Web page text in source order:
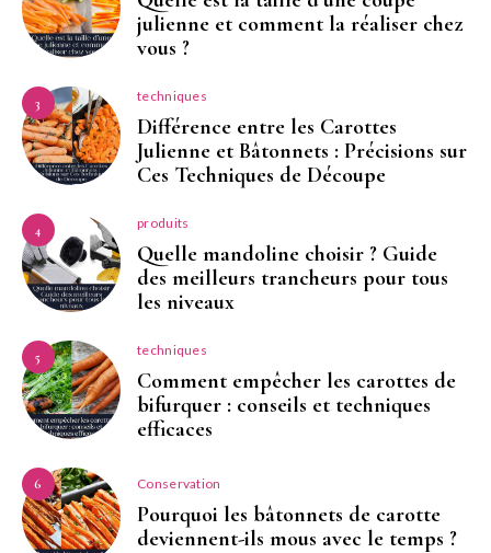
julienne et comment la réaliser chez
vous ?
3 techniques
Différence entre les Carottes
Julienne et Bâtonnets : Précisions sur
Ces Techniques de Découpe
4 produits
Quelle mandoline choisir ? Guide
des meilleurs trancheurs pour tous
les niveaux
5 techniques
Comment empêcher les carottes de
bifurquer : conseils et techniques
efficaces
6 Conservation
Pourquoi les bâtonnets de carotte
deviennent-ils mous avec le temps ?